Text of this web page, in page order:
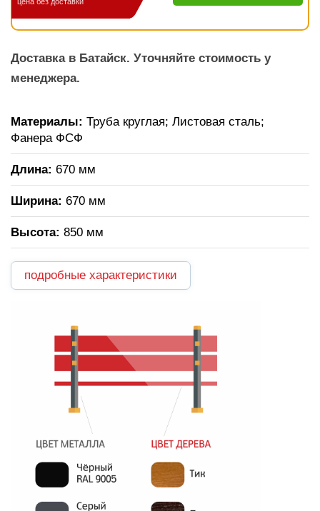
Доставка в Батайск. Уточняйте стоимость у
менеджера.
Материалы: Труба круглая; Листовая сталь;
Фанера ФСФ
Длина: 670 мм
Ширина: 670 мм
Высота: 850 мм
подробные характеристики